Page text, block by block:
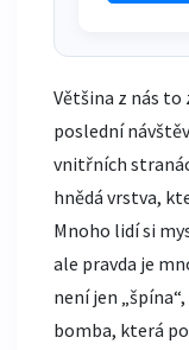
Většina z nás to
poslední
vnitřních
hnědá vrstva,
Mnoho lidí si
ale pravda je
není jen
bomba, která